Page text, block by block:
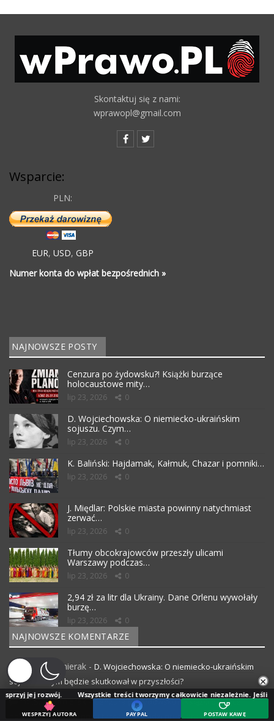
Skontaktuj się z nami:
wprawopl@gmail.com
Wsparcie:
PLN:
EUR, USD, GBP
Numer konta do wpłat bezpośrednich »
NAJNOWSZE POSTY
Cenzura po żydowsku?! Książki burzące
holocaustowe mity…
lip 23, 2026 0
D. Wojciechowska: O niemiecko-ukraińskim
sojuszu. Czym…
lip 23, 2026 0
K. Baliński: Hajdamak, Kałmuk, Chazar i pomniki…
lip 23, 2026 0
J. Międlar: Polskie miasta powinny natychmiast
zerwać…
lip 23, 2026 0
Tłumy obcokrajowców przeszły ulicami
Warszawy podczas…
lip 23, 2026 0
2,94 zł za litr dla Ukrainy. Dane Orlenu wywołały
burzę…
lip 23, 2026 0
NAJNOWSZE KOMENTARZE
M.S. Kazimierak - D. Wojciechowska: O niemiecko-ukraińskim
sojuszu. Czym będzie skutkował w przyszłości?
M.S. Kazimierak-Cenzura po żydowsku?! Książki burzące
holocaustowe mity poza targami. W Łodzi premiera III odcinka
×
Wszystkie treści tworzymy całkowicie niezależnie. Jeśli doceniasz
WESPRZYJ AUTORA PAYPAL POSTAW KAWĘ